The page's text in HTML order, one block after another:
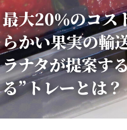
最大20％のコス
らかい果実の輸
ラナタが提案す
る”トレーとは？